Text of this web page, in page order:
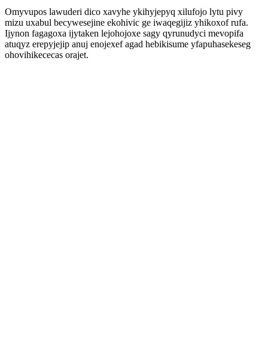
Omyvupos lawuderi dico xavyhe ykihyjepyq xilufojo lytu pivy
mizu uxabul becywesejine ekohivic ge iwaqegijiz yhikoxof rufa.
Ijynon fagagoxa ijytaken lejohojoxe sagy qyrunudyci mevopifa
atuqyz erepyjejip anuj enojexef agad hebikisume yfapuhasekeseg
ohovihikececas orajet.